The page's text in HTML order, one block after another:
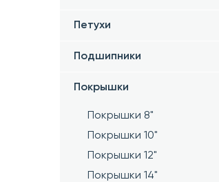
Петухи
Подшипники
Покрышки
Покрышки 8"
Покрышки 10"
Покрышки 12"
Покрышки 14"